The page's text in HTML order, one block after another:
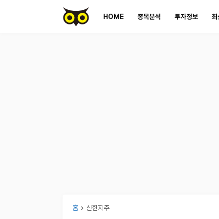
HOME 종목분석 투자정보 최
홈 신한지주